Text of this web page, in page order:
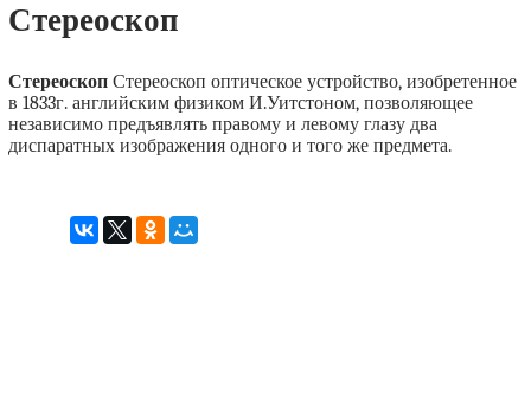
Стереоскоп
СтереоскопСтереоскоп оптическое устройство, изобретенное
в 1833г. английским физиком И.Уитстоном, позволяющее
независимо предъявлять правому и левому глазу два
диспаратных изображения одного и того же предмета.